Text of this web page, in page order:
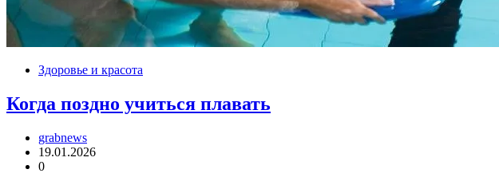
Здоровье и красота
Когда поздно учиться плавать
grabnews
19.01.2026
0